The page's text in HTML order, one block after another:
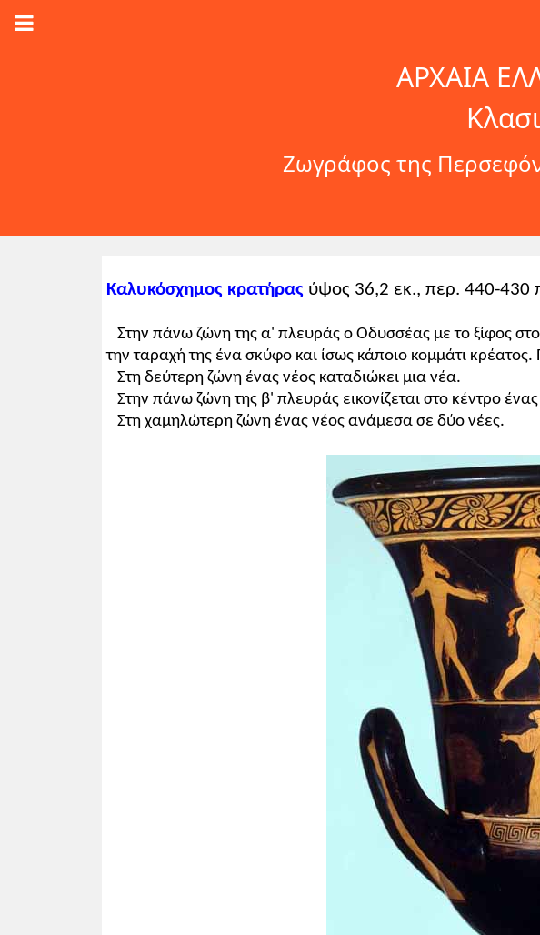
ΑΡΧΑΙΑ
Ζωγράφος της
Καλυκόσχημος κρατήραςύψος 36,2 εκ., περ. 440-430
Στην πάνω ζώνη της α' πλευράς ο Οδυσσέας με το ξίφος
την ταραχή της ένα σκύφο και ίσως κάποιο κομμάτι
Στη δεύτερη ζώνη ένας νέος καταδιώκει μια νέα.
Στην πάνω ζώνη της β' πλευράς εικονίζεται στο κέντρο
Στη χαμηλώτερη ζώνη ένας νέος ανάμεσα σε δύο νέες.